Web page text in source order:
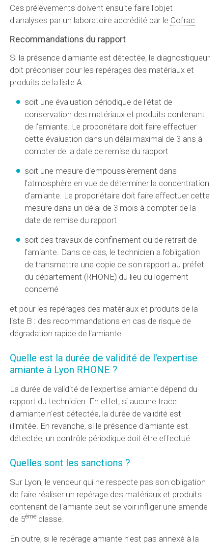
Ces prélèvements doivent ensuite faire l'objet
d'analyses par un laboratoire accrédité par le Cofrac
Recommandations du rapport
Si la présence d'amiante est détectée, le diagnostiqueur
doit préconiser pour les repérages des matériaux et
produits de la liste A :
soit une évaluation périodique de l'état de
conservation des matériaux et produits contenant
de l'amiante. Le proporiétaire doit faire effectuer
cette évaluation dans un délai maximal de 3 ans à
compter de la date de remise du rapport
soit une mesure d'empoussièrement dans
l'atmosphère en vue de déterminer la concentration
d'amiante. Le proporiétaire doit faire effectuer cette
mesure dans un délai de 3 mois à compter de la
date de remise du rapport
soit des travaux de confinement ou de retrait de
l'amiante. Dans ce cas, le technicien a l'obligation
de transmettre une copie de son rapport au préfet
du département (RHONE) du lieu du logement
concerné
et pour les repérages des matériaux et produits de la
liste B : des recommandations en cas de risque de
dégradation rapide de l'amiante.
Quelle est la durée de validité de l'expertise
amiante à Lyon RHONE ?
La durée de validité de l'expertise amiante dépend du
rapport du technicien. En effet, si aucune trace
d'amiante n'est détectée, la durée de validité est
illimitée. En revanche, si le présence d'amiante est
détectée, un contrôle périodique doit être effectué.
Quelles sont les sanctions ?
Sur Lyon, le vendeur qui ne respecte pas son obligation
de faire réaliser un repérage des matériaux et produits
contenant de l'amiante peut se voir infliger une amende
de 5ème classe.
En outre, si le repérage amiante n'est pas annexé à la